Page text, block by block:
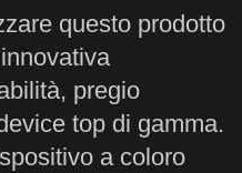
questo prodotto
pregio
top di gamma.
a coloro